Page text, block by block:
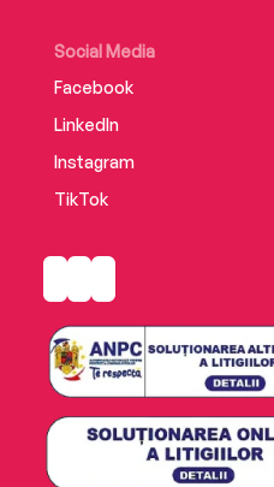
Social Media
Facebook
LinkedIn
Instagram
TikTok